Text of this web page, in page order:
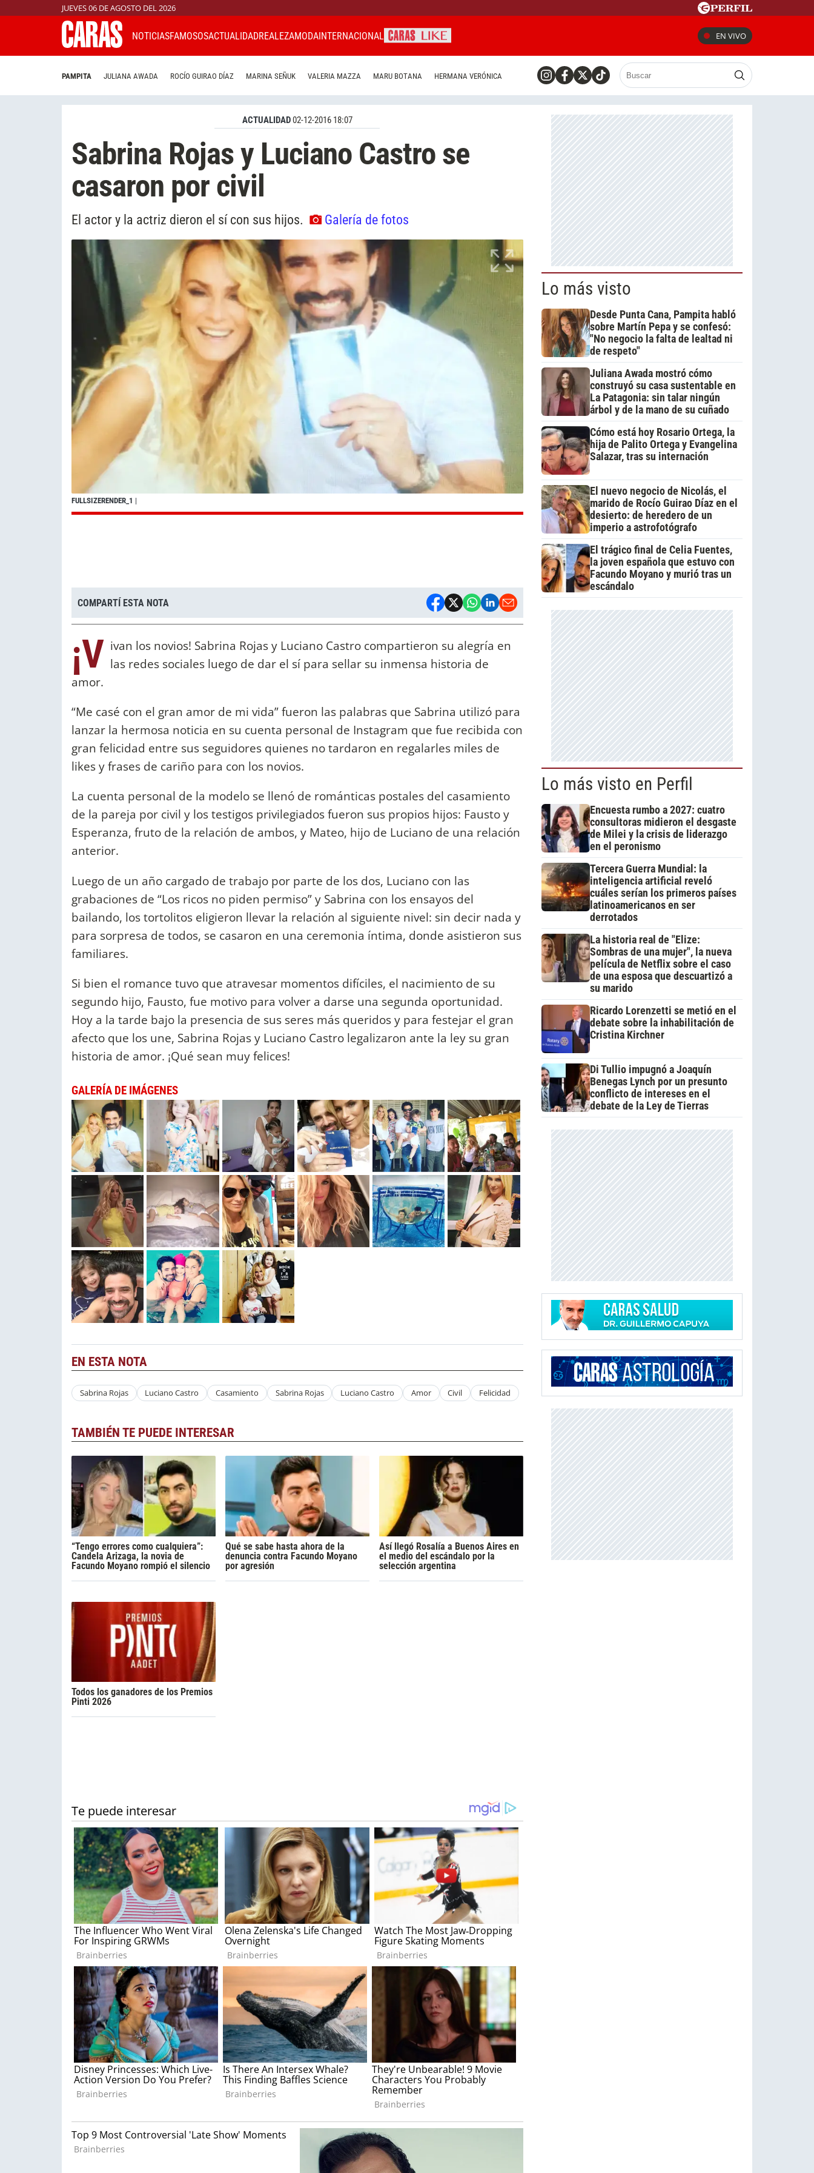
JUEVES 06 DE AGOSTO DEL 2026
NOTICIASFAMOSOSACTUALIDADREALEZAMODAINTERNACIONAL EN VIVO
PAMPITA JULIANA AWADA ROCÍO GUIRAO DÍAZ MARINA SEÑUK VALERIA MAZZA MARU BOTANA HERMANA VERÓNICA
ACTUALIDAD02-12-2016 18:07
Sabrina Rojas y Luciano Castro se
casaron por civil
El actor y la actriz dieron el sí con sus hijos. Galería de fotos
FULLSIZERENDER_1 |
COMPARTÍ ESTA NOTA
¡V ivan los novios! Sabrina Rojas y Luciano Castro compartieron su alegría en
las redes sociales luego de dar el sí para sellar su inmensa historia de
amor.
“Me casé con el gran amor de mi vida” fueron las palabras que Sabrina utilizó para
lanzar la hermosa noticia en su cuenta personal de Instagram que fue recibida con
gran felicidad entre sus seguidores quienes no tardaron en regalarles miles de
likes y frases de cariño para con los novios.
La cuenta personal de la modelo se llenó de románticas postales del casamiento
de la pareja por civil y los testigos privilegiados fueron sus propios hijos: Fausto y
Esperanza, fruto de la relación de ambos, y Mateo, hijo de Luciano de una relación
anterior.
Luego de un año cargado de trabajo por parte de los dos, Luciano con las
grabaciones de “Los ricos no piden permiso” y Sabrina con los ensayos del
bailando, los tortolitos eligieron llevar la relación al siguiente nivel: sin decir nada y
para sorpresa de todos, se casaron en una ceremonia íntima, donde asistieron sus
familiares.
Si bien el romance tuvo que atravesar momentos difíciles, el nacimiento de su
segundo hijo, Fausto, fue motivo para volver a darse una segunda oportunidad.
Hoy a la tarde bajo la presencia de sus seres más queridos y para festejar el gran
afecto que los une, Sabrina Rojas y Luciano Castro legalizaron ante la ley su gran
historia de amor. ¡Qué sean muy felices!
GALERÍA DE IMÁGENES
EN ESTA NOTA
Sabrina Rojas Luciano Castro Casamiento Sabrina Rojas Luciano Castro Amor Civil Felicidad
TAMBIÉN TE PUEDE INTERESAR
“Tengo errores como cualquiera”:
Candela Arizaga, la novia de
Facundo Moyano rompió el silencio
Qué se sabe hasta ahora de la
denuncia contra Facundo Moyano
por agresión
Así llegó Rosalía a Buenos Aires en
el medio del escándalo por la
selección argentina
Todos los ganadores de los Premios
Pinti 2026
Lo más visto
Desde Punta Cana, Pampita habló
sobre Martín Pepa y se confesó:
"No negocio la falta de lealtad ni
de respeto"
Juliana Awada mostró cómo
construyó su casa sustentable en
La Patagonia: sin talar ningún
árbol y de la mano de su cuñado
Cómo está hoy Rosario Ortega, la
hija de Palito Ortega y Evangelina
Salazar, tras su internación
El nuevo negocio de Nicolás, el
marido de Rocío Guirao Díaz en el
desierto: de heredero de un
imperio a astrofotógrafo
El trágico final de Celia Fuentes,
la joven española que estuvo con
Facundo Moyano y murió tras un
escándalo
Lo más visto en Perfil
Encuesta rumbo a 2027: cuatro
consultoras midieron el desgaste
de Milei y la crisis de liderazgo
en el peronismo
Tercera Guerra Mundial: la
inteligencia artificial reveló
cuáles serían los primeros países
latinoamericanos en ser
derrotados
La historia real de "Elize:
Sombras de una mujer", la nueva
película de Netflix sobre el caso
de una esposa que descuartizó a
su marido
Ricardo Lorenzetti se metió en el
debate sobre la inhabilitación de
Cristina Kirchner
Di Tullio impugnó a Joaquín
Benegas Lynch por un presunto
conflicto de intereses en el
debate de la Ley de Tierras